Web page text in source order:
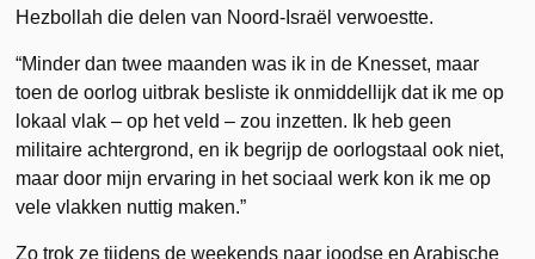
Hezbollah die delen van Noord-Israël verwoestte.
“Minder dan twee maanden was ik in de Knesset, maar
toen de oorlog uitbrak besliste ik onmiddellijk dat ik me op
lokaal vlak – op het veld – zou inzetten. Ik heb geen
militaire achtergrond, en ik begrijp de oorlogstaal ook niet,
maar door mijn ervaring in het sociaal werk kon ik me op
vele vlakken nuttig maken.”
Zo trok ze tijdens de weekends naar joodse en Arabische